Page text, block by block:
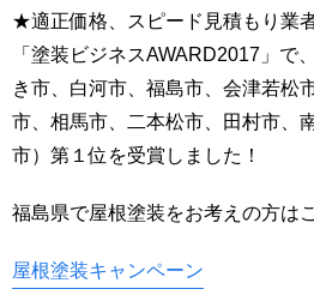
★適正価格、スピード見積もり業
「塗装ビジネスAWARD2017」で
き市、白河市、福島市、会津若松
市、相馬市、二本松市、田村市、
市）第１位を受賞しました！
福島県で屋根塗装をお考えの方は
屋根塗装キャンペーン